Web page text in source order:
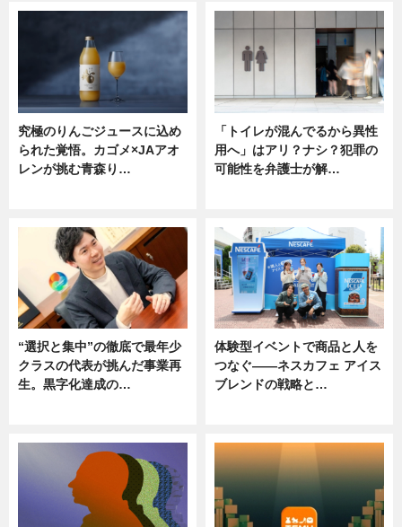
究極のりんごジュースに込め
られた覚悟。カゴメ×JAアオ
レンが挑む青森り…
「トイレが混んでるから異性
用へ」はアリ？ナシ？犯罪の
可能性を弁護士が解…
“選択と集中”の徹底で最年少
クラスの代表が挑んだ事業再
生。黒字化達成の…
体験型イベントで商品と人を
つなぐ――ネスカフェ アイス
ブレンドの戦略と…